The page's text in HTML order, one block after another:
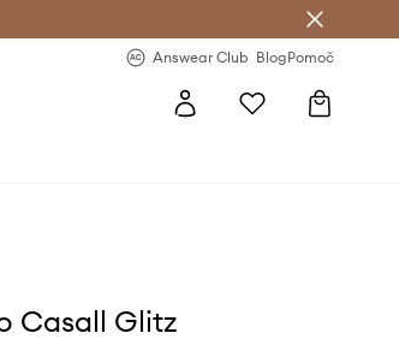
Answear Club BlogPomoč
Casall Glitz